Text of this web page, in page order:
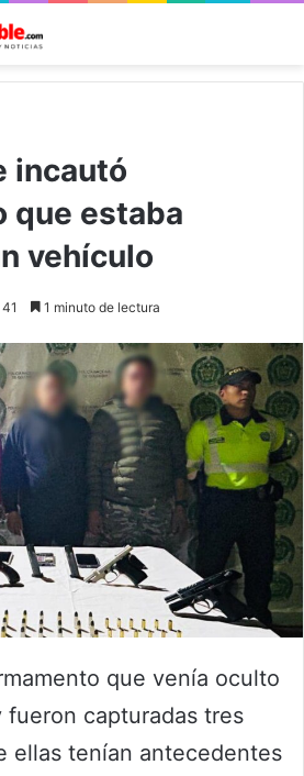
incautó
que estaba
vehículo
41 1 minuto de lectura
que venía oculto
capturadas tres
ellas tenían antecedentes